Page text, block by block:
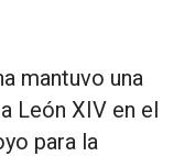
mantuvo una
León XIV en el
para la